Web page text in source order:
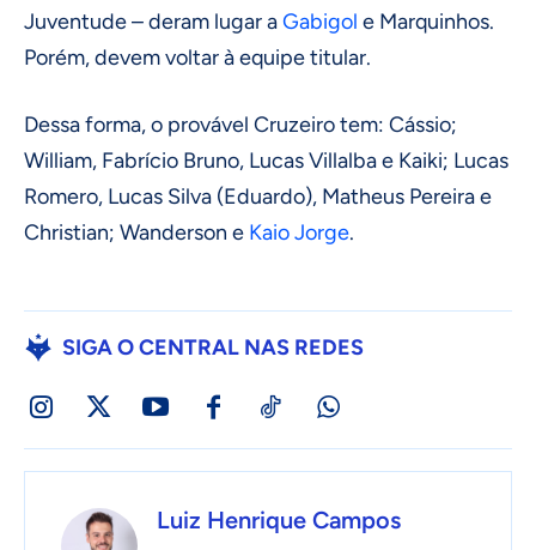
Juventude – deram lugar aGabigol e Marquinhos.
Porém, devem voltar à equipe titular.
Dessa forma, o provável Cruzeiro tem: Cássio;
William, Fabrício Bruno, Lucas Villalba e Kaiki; Lucas
Romero, Lucas Silva (Eduardo), Matheus Pereira e
Christian; Wanderson e Kaio Jorge.
SIGA O CENTRAL NAS REDES
Luiz Henrique Campos